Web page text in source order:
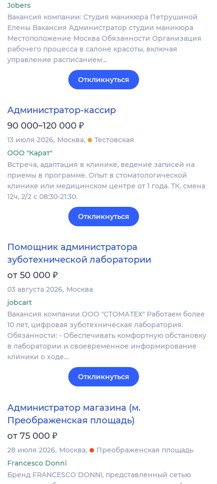
Jobers
Вакансия компании: Студия маникюра Петрушиной
Елены Вакансия Администратор студии маникюра
Местоположение Москва Обязанности Организация
рабочего процесса в салоне красоты, включая
управление расписанием…
Откликнуться
Администратор-кассир
90 000–120 000 ₽
13 июля 2026 Москва
Тестовская
ООО "Карат"
Встреча, адаптация в клинике, ведение записей на
приемы в программе. Опыт в стоматологической
клинике или медицинском центре от 1 года. ТК, смена
12ч, 2/2 с 08:30-21:30.
Откликнуться
Помощник администратора
зуботехнической лаборатории
от 50 000 ₽
03 августа 2026 Москва
jobcart
Вакансия компании ООО "СТОМАТЕХ" Работаем более
10 лет, цифровая зуботехническая лаборатория.
Обязанности: - Обеспечивать комфортную обстановку
в лаборатории и своевременное информирование
клиники о ходе…
Откликнуться
Администратор магазина (м.
Преображенская площадь)
от 75 000 ₽
28 июля 2026 Москва
Преображенская площадь
Francesco Donni
Бренд FRANCESCO DONNI, представленный сетью